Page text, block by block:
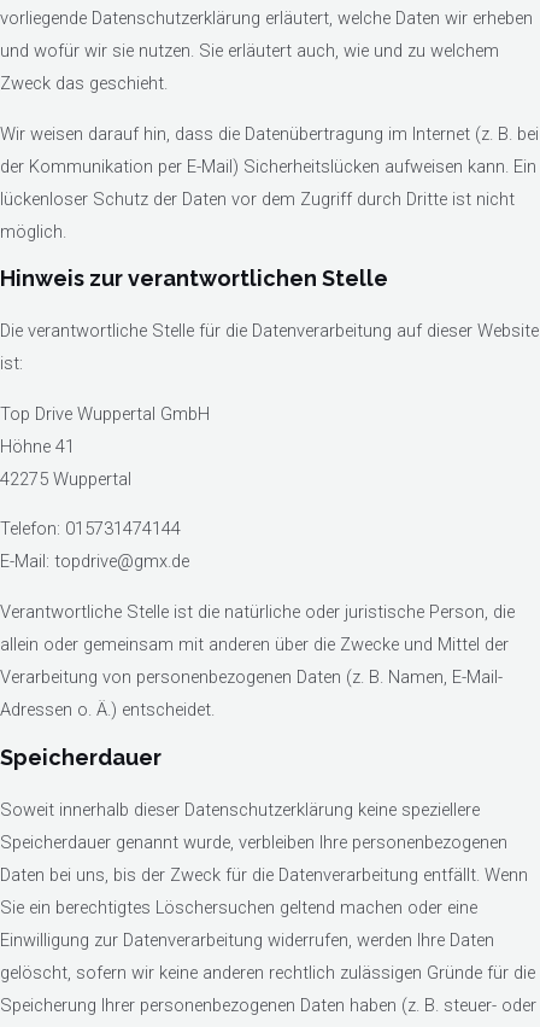
vorliegende Datenschutzerklärung erläutert, welche Daten wir erheben
und wofür wir sie nutzen. Sie erläutert auch, wie und zu welchem
Zweck das geschieht.
Wir weisen darauf hin, dass die Datenübertragung im Internet (z. B. bei
der Kommunikation per E-Mail) Sicherheitslücken aufweisen kann. Ein
lückenloser Schutz der Daten vor dem Zugriff durch Dritte ist nicht
möglich.
Hinweis zur verantwortlichen Stelle
Die verantwortliche Stelle für die Datenverarbeitung auf dieser Website
ist:
Top Drive Wuppertal GmbH
Höhne 41
42275 Wuppertal
Telefon: 015731474144
E-Mail: topdrive@gmx.de
Verantwortliche Stelle ist die natürliche oder juristische Person, die
allein oder gemeinsam mit anderen über die Zwecke und Mittel der
Verarbeitung von personenbezogenen Daten (z. B. Namen, E-Mail-
Adressen o. Ä.) entscheidet.
Speicherdauer
Soweit innerhalb dieser Datenschutzerklärung keine speziellere
Speicherdauer genannt wurde, verbleiben Ihre personenbezogenen
Daten bei uns, bis der Zweck für die Datenverarbeitung entfällt. Wenn
Sie ein berechtigtes Löschersuchen geltend machen oder eine
Einwilligung zur Datenverarbeitung widerrufen, werden Ihre Daten
gelöscht, sofern wir keine anderen rechtlich zulässigen Gründe für die
Speicherung Ihrer personenbezogenen Daten haben (z. B. steuer- oder